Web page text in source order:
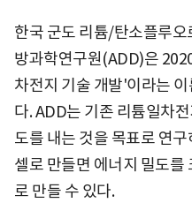
한국 군도 리튬/탄소플루
방과학연구원(ADD)은
차전지 기술 개발'이라는
다. ADD는 기존 리튬일차
도를 내는 것을 목표로 연
셀로 만들면 에너지 밀도를
로 만들 수 있다.